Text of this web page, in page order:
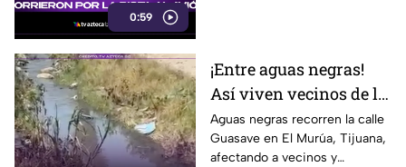
0:59
¡Entre aguas negras!
Así viven vecinos de la
calle Guasave en la
colonia El Murúa
Aguas negras recorren la calle
Guasave en El Murúa, Tijuana,
afectando a vecinos y